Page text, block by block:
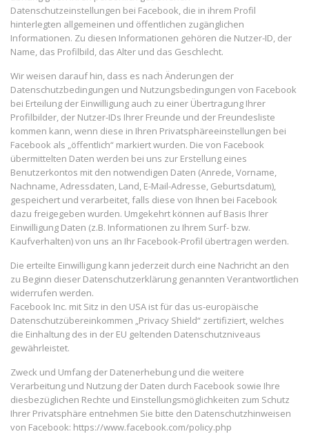
Datenschutzeinstellungen bei Facebook, die in ihrem Profil
hinterlegten allgemeinen und öffentlichen zugänglichen
Informationen. Zu diesen Informationen gehören die Nutzer-ID, der
Name, das Profilbild, das Alter und das Geschlecht.
Wir weisen darauf hin, dass es nach Änderungen der
Datenschutzbedingungen und Nutzungsbedingungen von Facebook
bei Erteilung der Einwilligung auch zu einer Übertragung Ihrer
Profilbilder, der Nutzer-IDs Ihrer Freunde und der Freundesliste
kommen kann, wenn diese in Ihren Privatsphäreeinstellungen bei
Facebook als „öffentlich“ markiert wurden. Die von Facebook
übermittelten Daten werden bei uns zur Erstellung eines
Benutzerkontos mit den notwendigen Daten (Anrede, Vorname,
Nachname, Adressdaten, Land, E-Mail-Adresse, Geburtsdatum),
gespeichert und verarbeitet, falls diese von Ihnen bei Facebook
dazu freigegeben wurden. Umgekehrt können auf Basis Ihrer
Einwilligung Daten (z.B. Informationen zu Ihrem Surf- bzw.
Kaufverhalten) von uns an Ihr Facebook-Profil übertragen werden.
Die erteilte Einwilligung kann jederzeit durch eine Nachricht an den
zu Beginn dieser Datenschutzerklärung genannten Verantwortlichen
widerrufen werden.
Facebook Inc. mit Sitz in den USA ist für das us-europäische
Datenschutzübereinkommen „Privacy Shield“ zertifiziert, welches
die Einhaltung des in der EU geltenden Datenschutzniveaus
gewährleistet.
Zweck und Umfang der Datenerhebung und die weitere
Verarbeitung und Nutzung der Daten durch Facebook sowie Ihre
diesbezüglichen Rechte und Einstellungsmöglichkeiten zum Schutz
Ihrer Privatsphäre entnehmen Sie bitte den Datenschutzhinweisen
von Facebook: https://www.facebook.com/policy.php